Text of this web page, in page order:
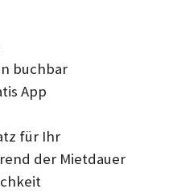
buchbar
App
für Ihr
der Mietdauer